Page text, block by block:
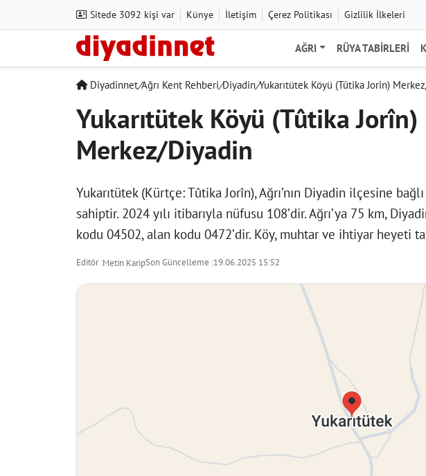
Sitede 3092 kişi var Künye İletişim Çerez Politikası Gizlilik İlkeleri
AĞRI RÜYA TABIRLERI
Diyadinnet/Ağrı Kent Rehberi/Diyadin/Yukarıtütek Köyü (Tûtika Jorîn)
Yukarıtütek Köyü (Tûtika Jorîn)
Merkez/Diyadin
Yukarıtütek (Kürtçe: Tûtika Jorîn), Ağrı’nın Diyadin ilçesine
sahiptir. 2024 yılı itibarıyla nüfusu 108’dir. Ağrı’ya 75 km,
kodu 04502, alan kodu 0472’dir. Köy, muhtar ve ihtiyar heyeti
Editör :Metin KaripSon Güncelleme :19.06.2025 15:52